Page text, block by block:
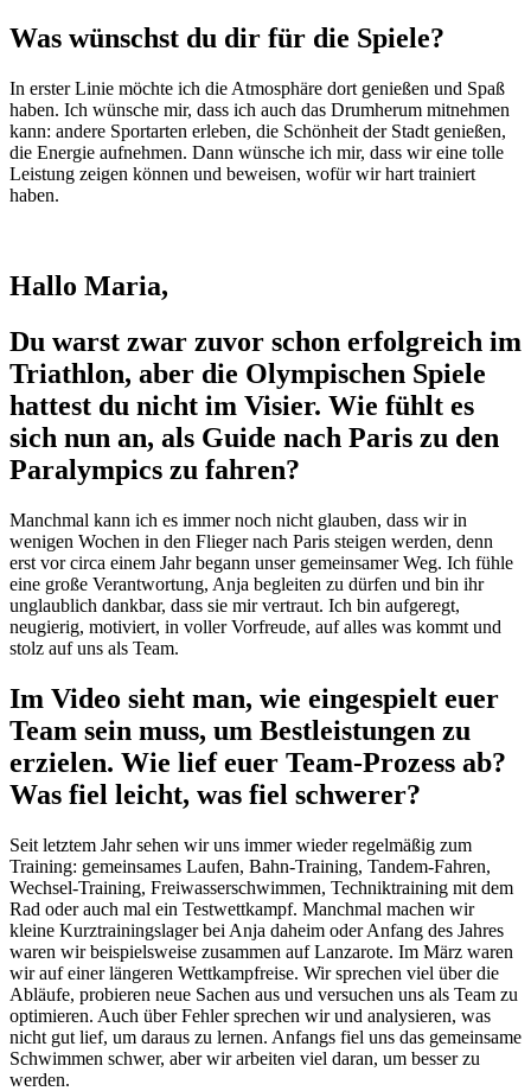
Was wünschst du dir für die Spiele?
In erster Linie möchte ich die Atmosphäre dort genießen und Spaß
haben. Ich wünsche mir, dass ich auch das Drumherum mitnehmen
kann: andere Sportarten erleben, die Schönheit der Stadt genießen,
die Energie aufnehmen. Dann wünsche ich mir, dass wir eine tolle
Leistung zeigen können und beweisen, wofür wir hart trainiert
haben.
Hallo Maria,
Du warst zwar zuvor schon erfolgreich im
Triathlon, aber die Olympischen Spiele
hattest du nicht im Visier. Wie fühlt es
sich nun an, als Guide nach Paris zu den
Paralympics zu fahren?
Manchmal kann ich es immer noch nicht glauben, dass wir in
wenigen Wochen in den Flieger nach Paris steigen werden, denn
erst vor circa einem Jahr begann unser gemeinsamer Weg. Ich fühle
eine große Verantwortung, Anja begleiten zu dürfen und bin ihr
unglaublich dankbar, dass sie mir vertraut. Ich bin aufgeregt,
neugierig, motiviert, in voller Vorfreude, auf alles was kommt und
stolz auf uns als Team.
Im Video sieht man, wie eingespielt euer
Team sein muss, um Bestleistungen zu
erzielen. Wie lief euer Team-Prozess ab?
Was fiel leicht, was fiel schwerer?
Seit letztem Jahr sehen wir uns immer wieder regelmäßig zum
Training: gemeinsames Laufen, Bahn-Training, Tandem-Fahren,
Wechsel-Training, Freiwasserschwimmen, Techniktraining mit dem
Rad oder auch mal ein Testwettkampf. Manchmal machen wir
kleine Kurztrainingslager bei Anja daheim oder Anfang des Jahres
waren wir beispielsweise zusammen auf Lanzarote. Im März waren
wir auf einer längeren Wettkampfreise. Wir sprechen viel über die
Abläufe, probieren neue Sachen aus und versuchen uns als Team zu
optimieren. Auch über Fehler sprechen wir und analysieren, was
nicht gut lief, um daraus zu lernen. Anfangs fiel uns das gemeinsame
Schwimmen schwer, aber wir arbeiten viel daran, um besser zu
werden.